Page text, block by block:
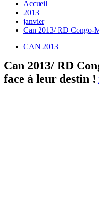
Accueil
2013
janvier
Can 2013/ RD Congo-
CAN 2013
Can 2013/ RD
face à leur destin !